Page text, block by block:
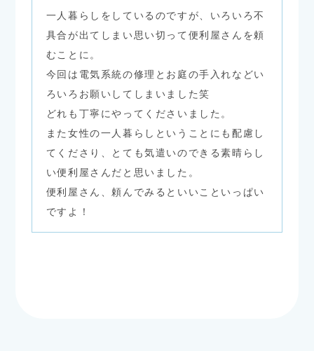
一人暮らしをしているのですが、いろいろ不
具合が出てしまい思い切って便利屋さんを頼
むことに。
今回は電気系統の修理とお庭の手入れなどい
ろいろお願いしてしまいました笑
どれも丁寧にやってくださいました。
また女性の一人暮らしということにも配慮し
てくださり、とても気遣いのできる素晴らし
い便利屋さんだと思いました。
便利屋さん、頼んでみるといいこといっぱい
ですよ！